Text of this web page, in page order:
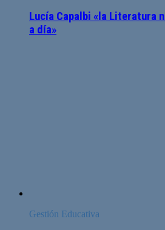
Lucía Capalbi «la Literatura
a día»
Gestión Educativa